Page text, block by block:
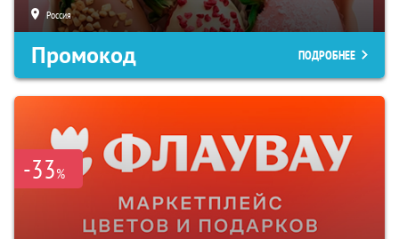
Россия
Промокод ПОДРОБНЕЕ
-33%